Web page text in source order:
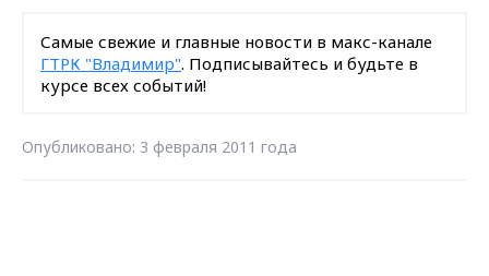
Самые свежие и главные новости в макс-канале
ГТРК "Владимир". Подписывайтесь и будьте в
курсе всех событий!
Опубликовано: 3 февраля 2011 года